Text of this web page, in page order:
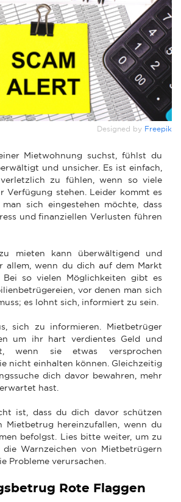
Designed by Freepik
Mietwohnung suchst, fühlst du
und unsicher. Es ist einfach,
zu fühlen, wenn so viele
Verfügung stehen. Leider kommt es
sich eingestehen möchte, dass
und finanziellen Verlusten führen
mieten kann überwältigend und
allem, wenn du dich auf dem Markt
Bei so vielen Möglichkeiten gibt es
vor denen man sich
es lohnt sich, informiert zu sein.
sich zu informieren. Mietbetrüger
um ihr hart verdientes Geld und
wenn sie etwas versprochen
nicht einhalten können. Gleichzeitig
dich davor bewahren, mehr
hast.
ist, dass du dich davor schützen
Mietbetrug hereinzufallen, wenn du
befolgst. Lies bitte weiter, um zu
Warnzeichen von Mietbetrügern
Probleme verursachen.
Rote Flaggen